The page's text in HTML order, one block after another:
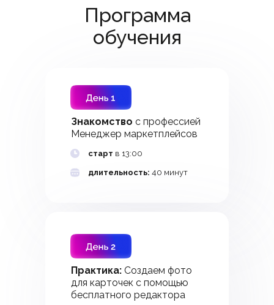
Программа
обучения
Зачем мне это
Программа
обучения
старт в 13:00
Знакомство с профессией
Менеджер маркетплейсов
длительность: 40 минут
Практика: Создаем фото
для карточек с помощью
бесплатного редактора